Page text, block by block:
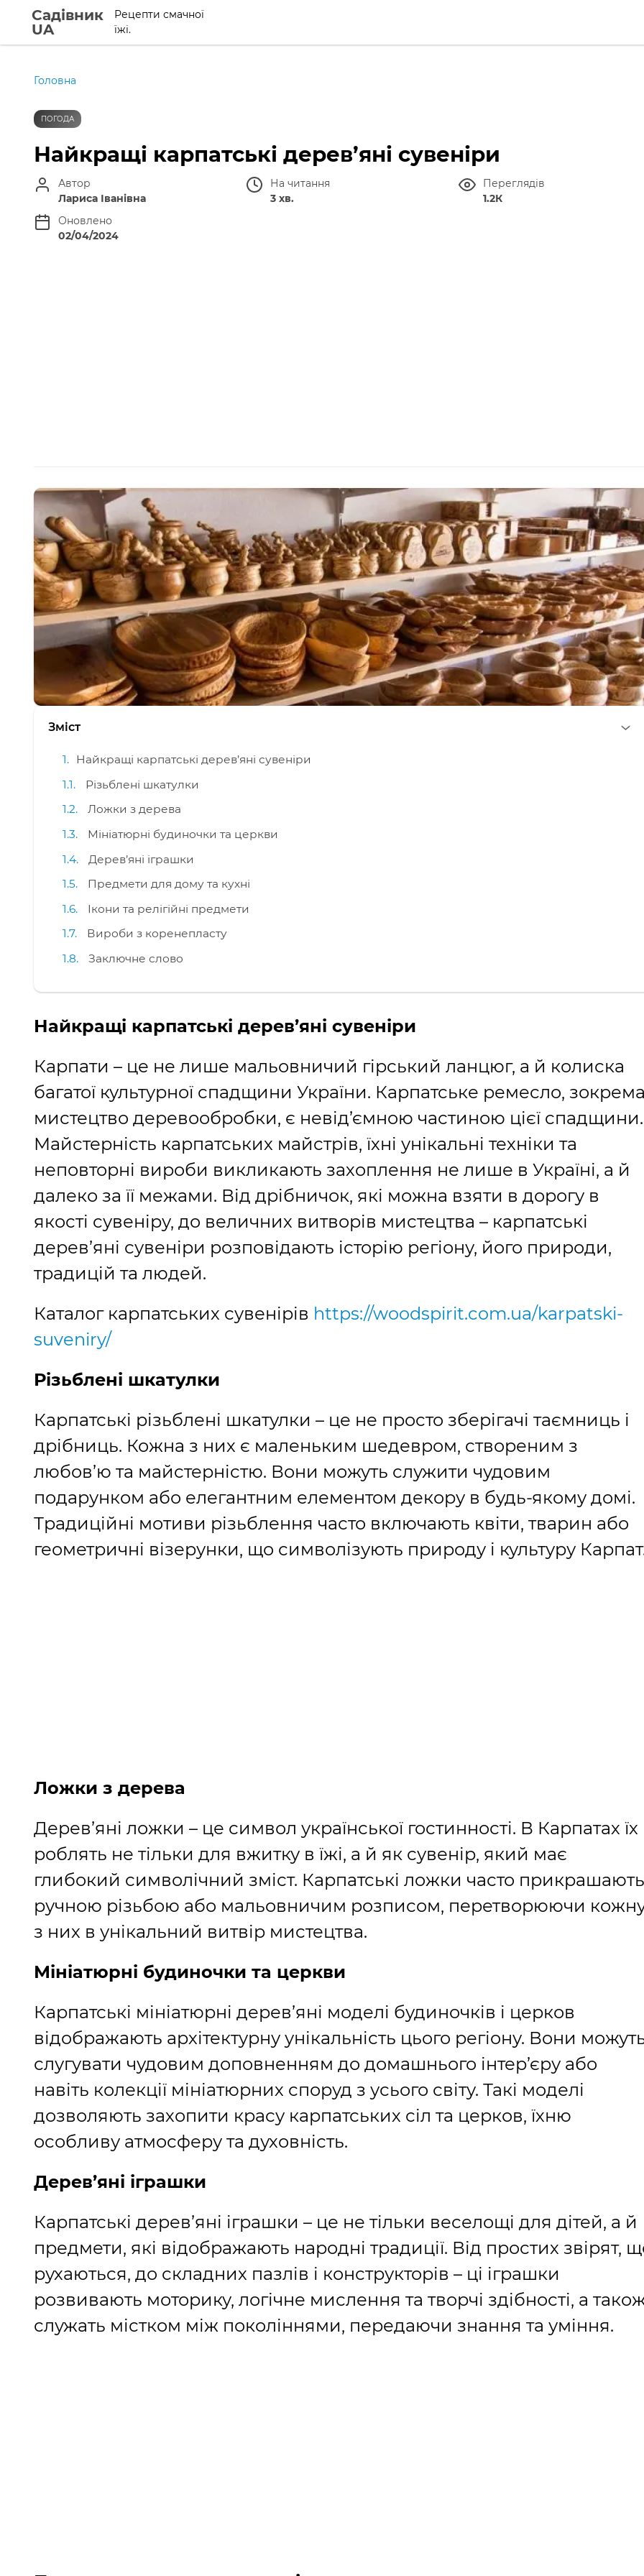
Садівник
UA
Рецепти смачної
їжі.
Головна
ПОГОДА
Найкращі карпатські дерев’яні сувеніри
Автор
Лариса Іванівна
На читання
3 хв.
Переглядів
1.2К
Оновлено
02/04/2024
Зміст
Найкращі карпатські дерев’яні сувеніри
Різьблені шкатулки
Ложки з дерева
Мініатюрні будиночки та церкви
Дерев’яні іграшки
Предмети для дому та кухні
Ікони та релігійні предмети
Вироби з коренепласту
Заключне слово
Найкращі карпатські дерев’яні сувеніри
Карпати – це не лише мальовничий гірський ланцюг, а й колиска
багатої культурної спадщини України. Карпатське ремесло,
мистецтво деревообробки, є невід’ємною частиною цієї спадщини.
Майстерність карпатських майстрів, їхні унікальні техніки та
неповторні вироби викликають захоплення не лише в Україні, а й
далеко за її межами. Від дрібничок, які можна взяти в дорогу в
якості сувеніру, до величних витворів мистецтва – карпатські
дерев’яні сувеніри розповідають історію регіону, його природи,
традицій та людей.
Каталог карпатських сувенірів https://woodspirit.com.ua/karpatski-
suveniry/
Різьблені шкатулки
Карпатські різьблені шкатулки – це не просто зберігачі таємниць і
дрібниць. Кожна з них є маленьким шедевром, створеним з
любов’ю та майстерністю. Вони можуть служити чудовим
подарунком або елегантним елементом декору в будь-якому домі.
Традиційні мотиви різьблення часто включають квіти, тварин або
геометричні візерунки, що символізують природу і культуру
Ложки з дерева
Дерев’яні ложки – це символ української гостинності. В Карпатах їх
роблять не тільки для вжитку в їжі, а й як сувенір, який має
глибокий символічний зміст. Карпатські ложки часто прикрашають
ручною різьбою або мальовничим розписом, перетворюючи
з них в унікальний витвір мистецтва.
Мініатюрні будиночки та церкви
Карпатські мініатюрні дерев’яні моделі будиночків і церков
відображають архітектурну унікальність цього регіону. Вони
слугувати чудовим доповненням до домашнього інтер’єру або
навіть колекції мініатюрних споруд з усього світу. Такі моделі
дозволяють захопити красу карпатських сіл та церков, їхню
особливу атмосферу та духовність.
Дерев’яні іграшки
Карпатські дерев’яні іграшки – це не тільки веселощі для дітей, а й
предмети, які відображають народні традиції. Від простих звірят,
рухаються, до складних пазлів і конструкторів – ці іграшки
розвивають моторику, логічне мислення та творчі здібності, а
служать містком між поколіннями, передаючи знання та уміння.